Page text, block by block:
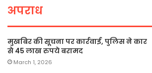
अपराध
मुखबिर की सूचना पर कार्रवाई, पुलिस ने कार
से 45 लाख रुपये बरामद
March 1, 2026